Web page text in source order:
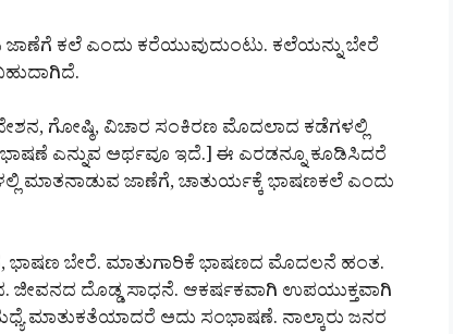
ಕಲೆ ಎಂದು ಕರೆಯುವುದುಂಟು. ಕಲೆಯನ್ನು ಬೇರೆ
ಗೋಷ್ಠಿ, ವಿಚಾರ ಸಂಕಿರಣ ಮೊದಲಾದ ಕಡೆಗಳಲ್ಲಿ
ಎನ್ನುವ ಅರ್ಥವೂ ಇದೆ.] ಈ ಎರಡನ್ನೂ ಕೂಡಿಸಿದರೆ
ಮಾತನಾಡುವ ಜಾಣೆಗೆ, ಚಾತುರ್ಯಕ್ಕೆ ಭಾಷಣಕಲೆ ಎಂದು
ಭಾಷಣ ಬೇರೆ. ಮಾತುಗಾರಿಕೆ ಭಾಷಣದ ಮೊದಲನೆ ಹಂತ.
ಜೀವನದ ದೊಡ್ಡ ಸಾಧನೆ. ಆಕರ್ಷಕವಾಗಿ ಉಪಯುಕ್ತವಾಗಿ
ಮಾತುಕತೆಯಾದರೆ ಅದು ಸಂಭಾಷಣೆ. ನಾಲ್ಕಾರು ಜನರ